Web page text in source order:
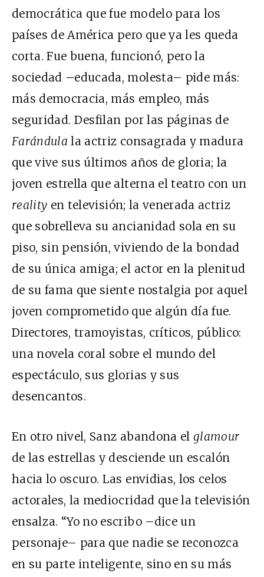
democrática que fue modelo para los
países de América pero que ya les queda
corta. Fue buena, funcionó, pero la
sociedad –educada, molesta– pide más:
más democracia, más empleo, más
seguridad. Desfilan por las páginas de
Farándula la actriz consagrada y madura
que vive sus últimos años de gloria; la
joven estrella que alterna el teatro con un
reality en televisión; la venerada actriz
que sobrelleva su ancianidad sola en su
piso, sin pensión, viviendo de la bondad
de su única amiga; el actor en la plenitud
de su fama que siente nostalgia por aquel
joven comprometido que algún día fue.
Directores, tramoyistas, críticos, público:
una novela coral sobre el mundo del
espectáculo, sus glorias y sus
desencantos.
En otro nivel, Sanz abandona el glamour
de las estrellas y desciende un escalón
hacia lo oscuro. Las envidias, los celos
actorales, la mediocridad que la televisión
ensalza. “Yo no escribo –dice un
personaje– para que nadie se reconozca
en su parte inteligente, sino en su más